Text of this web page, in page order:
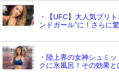
・【UFC】大人気ブリ
ンドガール”に！さらに
・陸上界の女神シュミ
クに氷風呂！その効果と